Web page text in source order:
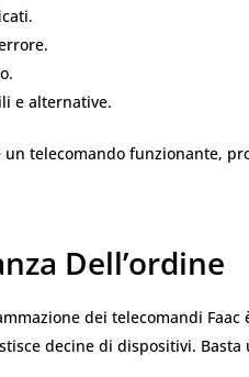
e alternative.
telecomando funzionante,
Dell’ordine
dei telecomandi Faac
decine di dispositivi.